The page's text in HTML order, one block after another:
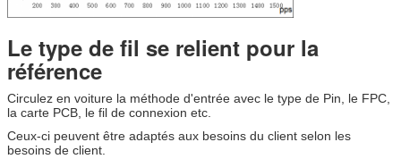
Le type de fil se relient pour la
référence
Circulez en voiture la méthode d'entrée avec le type de Pin, le FPC,
la carte PCB, le fil de connexion etc.
Ceux-ci peuvent être adaptés aux besoins du client selon les
besoins de client.